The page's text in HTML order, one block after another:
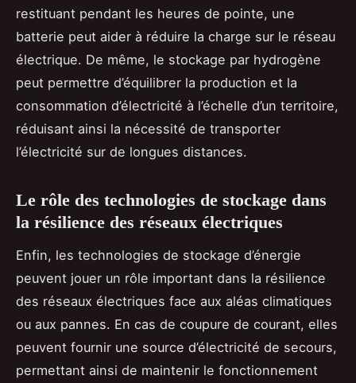
restituant pendant les heures de pointe, une
batterie peut aider à réduire la charge sur le réseau
électrique. De même, le stockage par hydrogène
peut permettre d’équilibrer la production et la
consommation d’électricité à l’échelle d’un territoire,
réduisant ainsi la nécessité de transporter
l’électricité sur de longues distances.
Le rôle des technologies de stockage dans
la résilience des réseaux électriques
Enfin, les technologies de stockage d’énergie
peuvent jouer un rôle important dans la résilience
des réseaux électriques face aux aléas climatiques
ou aux pannes. En cas de coupure de courant, elles
peuvent fournir une source d’électricité de secours,
permettant ainsi de maintenir le fonctionnement